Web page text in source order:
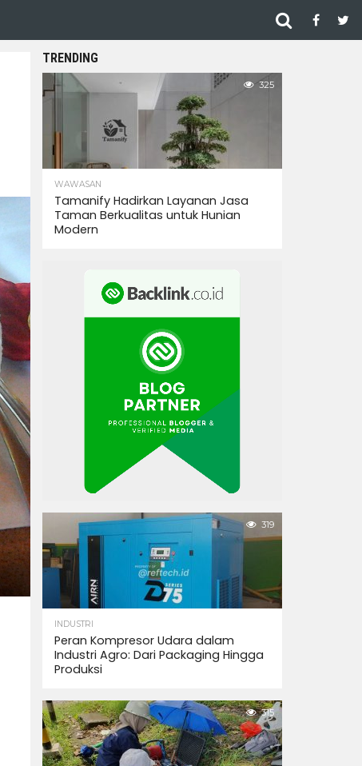
TRENDING
325
WAWASAN
Tamanify Hadirkan Layanan Jasa
Taman Berkualitas untuk Hunian
Modern
319
INDUSTRI
Peran Kompresor Udara dalam
Industri Agro: Dari Packaging Hingga
Produksi
315